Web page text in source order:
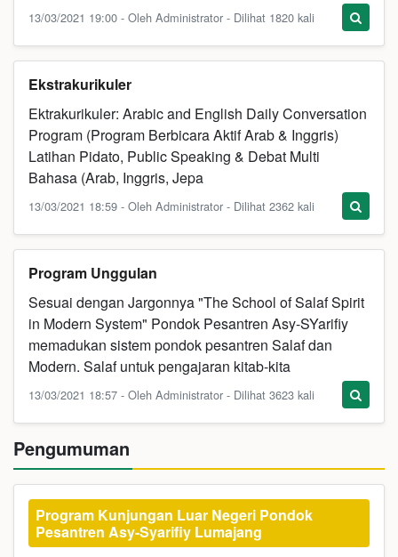
13/03/2021 19:00 - Oleh Administrator - Dilihat 1820 kali
Ekstrakurikuler
Ektrakurikuler: Arabic and English Daily Conversation
Program (Program Berbicara Aktif Arab & Inggris)
Latihan Pidato, Public Speaking & Debat Multi
Bahasa (Arab, Inggris, Jepa
13/03/2021 18:59 - Oleh Administrator - Dilihat 2362 kali
Program Unggulan
Sesuai dengan Jargonnya "The School of Salaf Spirit
in Modern System" Pondok Pesantren Asy-SYarifiy
memadukan sistem pondok pesantren Salaf dan
Modern. Salaf untuk pengajaran kitab-kita
13/03/2021 18:57 - Oleh Administrator - Dilihat 3623 kali
Pengumuman
Program Kunjungan Luar Negeri Pondok
Pesantren Asy-Syarifiy Lumajang